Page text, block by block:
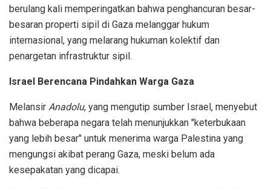
berulang kali memperingatkan bahwa penghancuran besar-
besaran properti sipil di Gaza melanggar hukum
internasional, yang melarang hukuman kolektif dan
penargetan infrastruktur sipil.
Israel Berencana Pindahkan Warga Gaza
Melansir Anadolu, yang mengutip sumber Israel, menyebut
bahwa beberapa negara telah menunjukkan "keterbukaan
yang lebih besar" untuk menerima warga Palestina yang
mengungsi akibat perang Gaza, meski belum ada
kesepakatan yang dicapai.